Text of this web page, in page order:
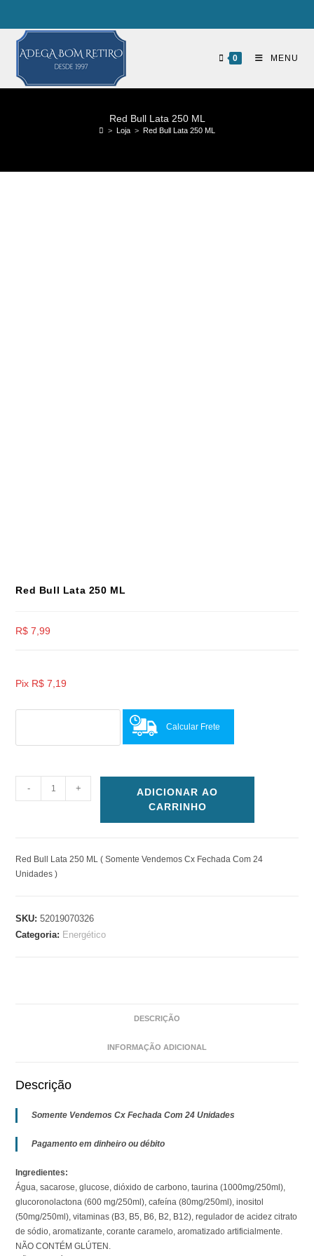
0 MENU
Red Bull Lata 250 ML
> Loja > Red Bull Lata 250 ML
Red Bull Lata 250 ML
R$ 7,99
Pix R$ 7,19
Calcular Frete
- +
ADICIONAR AO
CARRINHO
Red Bull Lata 250 ML ( Somente Vendemos Cx Fechada Com 24
Unidades )
SKU:52019070326
Categoria: Energético
DESCRIÇÃO
INFORMAÇÃO ADICIONAL
Descrição
Somente Vendemos Cx Fechada Com 24 Unidades
Pagamento em dinheiro ou débito
Ingredientes:
Água, sacarose, glucose, dióxido de carbono, taurina (1000mg/250ml),
glucoronolactona (600 mg/250ml), cafeína (80mg/250ml), inositol
(50mg/250ml), vitaminas (B3, B5, B6, B2, B12), regulador de acidez citrato
de sódio, aromatizante, corante caramelo, aromatizado artificialmente.
NÃO CONTÉM GLÚTEN.